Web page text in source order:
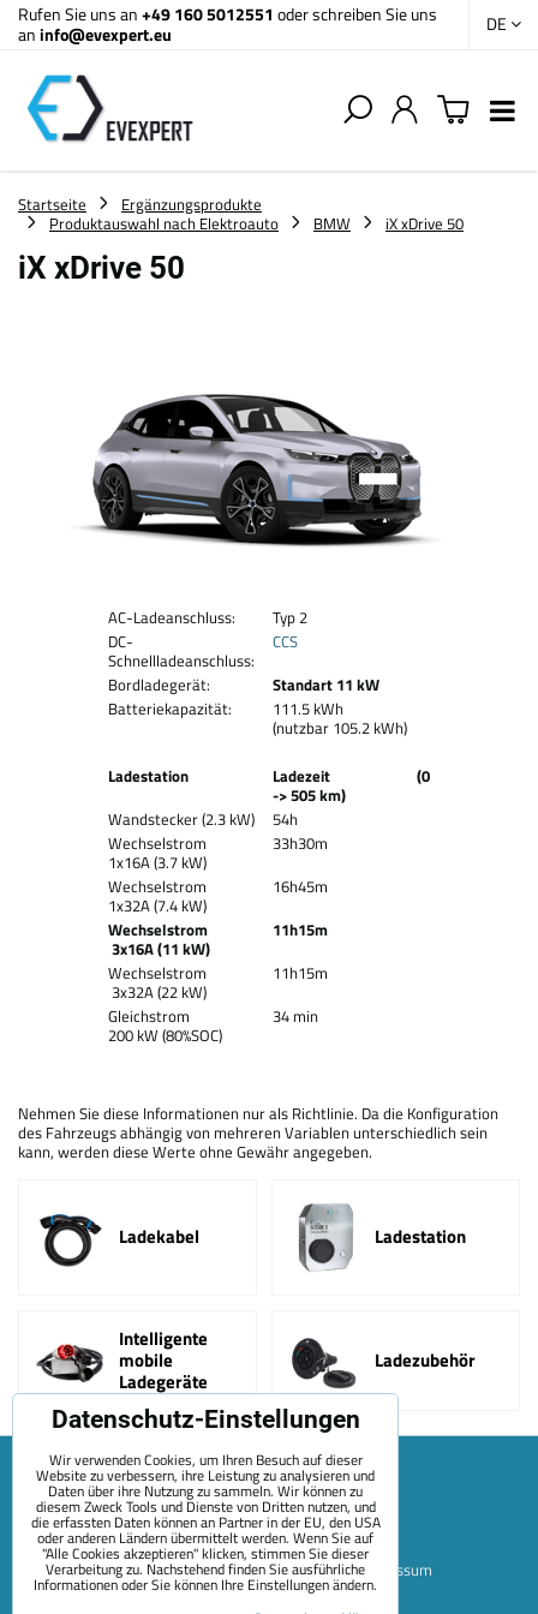
Rufen Sie uns an+49 160 5012551 oder schreiben Sie uns
aninfo@evexpert.eu DE
Startseite
Ergänzungsprodukte
Produktauswahl nach Elektroauto
BMW iX xDrive 50
iX xDrive 50
AC-Ladeanschluss:
Typ 2
DC-
Schnellladeanschluss:
CCS
Bordladegerät:
Standart 11 kW
Batteriekapazität:
111.5 kWh
(nutzbar 105.2 kWh)
Ladestation
Ladezeit (0
-> 505 km)
Wandstecker (2.3 kW)
54h
Wechselstrom
1x16A (3.7 kW)
33h30m
Wechselstrom
1x32A (7.4 kW)
16h45m
Wechselstrom
3x16A (11 kW)
11h15m
Wechselstrom
3x32A (22 kW)
11h15m
Gleichstrom
200 kW (80%SOC)
34 min
Nehmen Sie diese Informationen nur als Richtlinie. Da die Konfiguration
des Fahrzeugs abhängig von mehreren Variablen unterschiedlich sein
kann, werden diese Werte ohne Gewähr angegeben.
Ladekabel Ladestation
Intelligente
mobile
Ladegeräte
Ladezubehör
Sitemap Allgemeine Geschäftsbedingungen
Impressum
Datenschutz-Einstellungen
Wir verwenden Cookies, um Ihren Besuch auf dieser
Website zu verbessern, ihre Leistung zu analysieren und
Daten über ihre Nutzung zu sammeln. Wir können zu
diesem Zweck Tools und Dienste von Dritten nutzen, und
die erfassten Daten können an Partner in der EU, den USA
oder anderen Ländern übermittelt werden. Wenn Sie auf
"Alle Cookies akzeptieren" klicken, stimmen Sie dieser
Verarbeitung zu. Nachstehend finden Sie ausführliche
Informationen oder Sie können Ihre Einstellungen ändern.